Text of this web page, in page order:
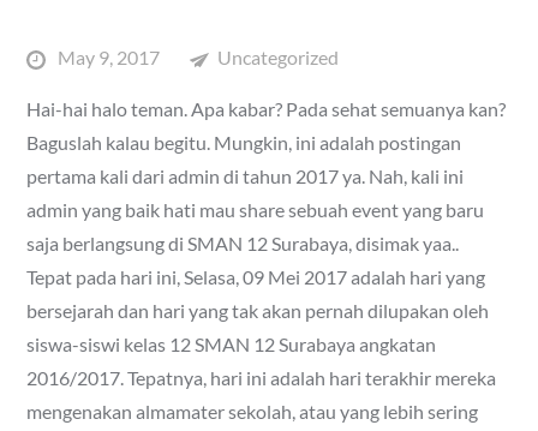
PostedMay 9, 2017 Uncategorized
Hai-hai halo teman. Apa kabar? Pada sehat semuanya kan?
Baguslah kalau begitu. Mungkin, ini adalah postingan
pertama kali dari admin di tahun 2017 ya. Nah, kali ini
admin yang baik hati mau share sebuah event yang baru
saja berlangsung di SMAN 12 Surabaya, disimak yaa..
Tepat pada hari ini, Selasa, 09 Mei 2017 adalah hari yang
bersejarah dan hari yang tak akan pernah dilupakan oleh
siswa-siswi kelas 12 SMAN 12 Surabaya angkatan
2016/2017. Tepatnya, hari ini adalah hari terakhir mereka
mengenakan almamater sekolah, atau yang lebih sering